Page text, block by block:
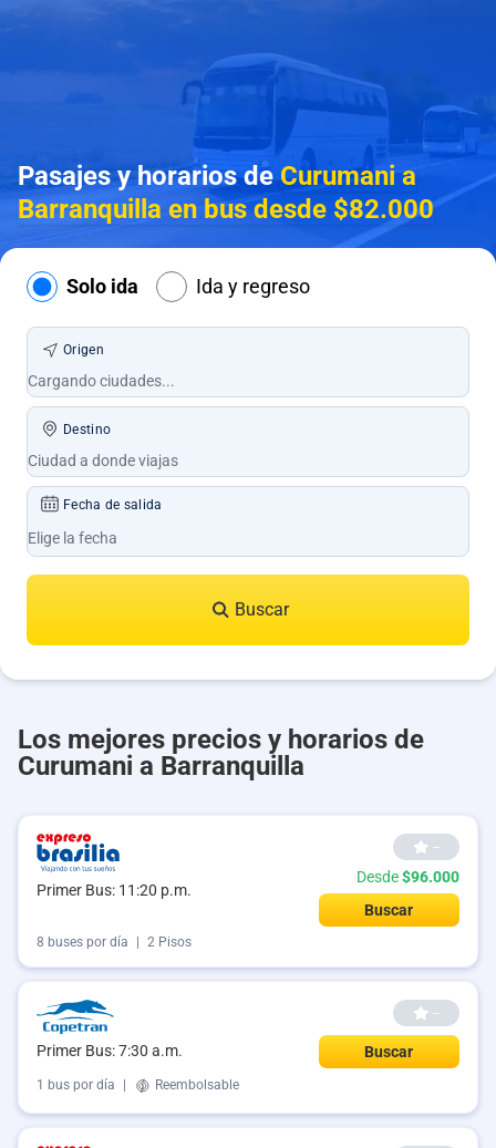
Pasajes y horarios deCurumani a
Barranquilla en bus desde $82.000
Solo ida Ida y regreso
Origen
Destino
Fecha de salida
Buscar
Los mejores precios y horarios de
Curumani a Barranquilla
Primer Bus: 11:20 p.m.
--
Desde$96.000
Buscar
8 buses por día 2 Pisos
Primer Bus: 7:30 a.m.
--
Buscar
1 bus por día Reembolsable